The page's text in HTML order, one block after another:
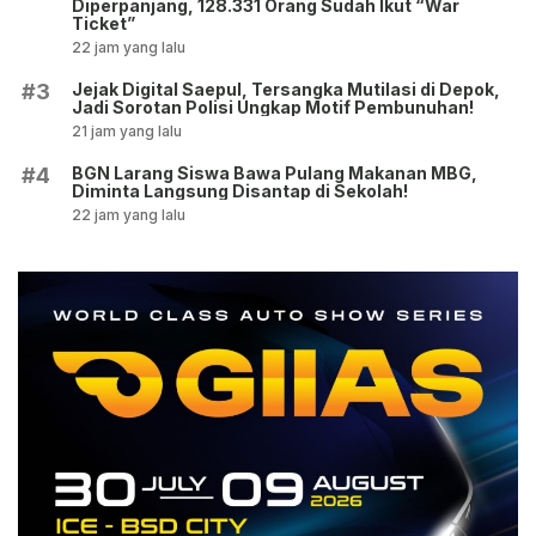
Diperpanjang, 128.331 Orang Sudah Ikut “War
Ticket”
22 jam yang lalu
#3
Jejak Digital Saepul, Tersangka Mutilasi di Depok,
Jadi Sorotan Polisi Ungkap Motif Pembunuhan!
21 jam yang lalu
#4
BGN Larang Siswa Bawa Pulang Makanan MBG,
Diminta Langsung Disantap di Sekolah!
22 jam yang lalu